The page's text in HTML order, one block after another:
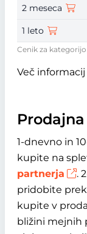
Cenik za
2 meseca
1 leto
Več
1-dnevno in
kupite na
partnerja
.
pridobite prek
kupite v
bližini mejnih